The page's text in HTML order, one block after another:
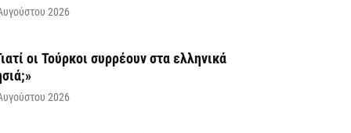
2026
οι Τούρκοι συρρέουν στα ελληνικά
2026